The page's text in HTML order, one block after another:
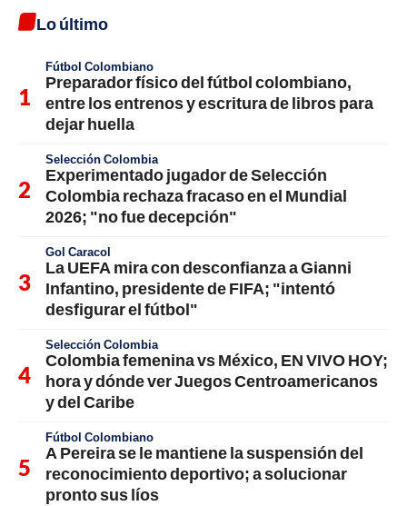
Lo último
Fútbol Colombiano
Preparador físico del fútbol colombiano,
entre los entrenos y escritura de libros para
dejar huella
Selección Colombia
Experimentado jugador de Selección
Colombia rechaza fracaso en el Mundial
2026; "no fue decepción"
Gol Caracol
La UEFA mira con desconfianza a Gianni
Infantino, presidente de FIFA; "intentó
desfigurar el fútbol"
Selección Colombia
Colombia femenina vs México, EN VIVO HOY;
hora y dónde ver Juegos Centroamericanos
y del Caribe
Fútbol Colombiano
A Pereira se le mantiene la suspensión del
reconocimiento deportivo; a solucionar
pronto sus líos